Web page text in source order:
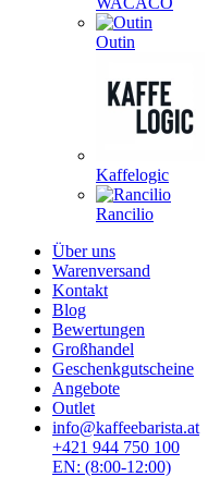
Outin
Kaffelogic
Rancilio
Über uns
Warenversand
Kontakt
Blog
Bewertungen
Großhandel
Geschenkgutscheine
Angebote
Outlet
info@kaffeebarista.at
+421 944 750 100
EN: (8:00-12:00)